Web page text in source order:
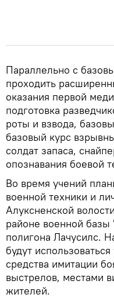
Параллельно с
проходить
оказания первой
подготовка
роты и взвода,
базовый курс
солдат запаса,
опознавания боевой
Во время учений
военной техники и
Алуксненской
районе военной
полигона Лачусилс.
будут
средства имитации
выстрелов, местами
жителей.